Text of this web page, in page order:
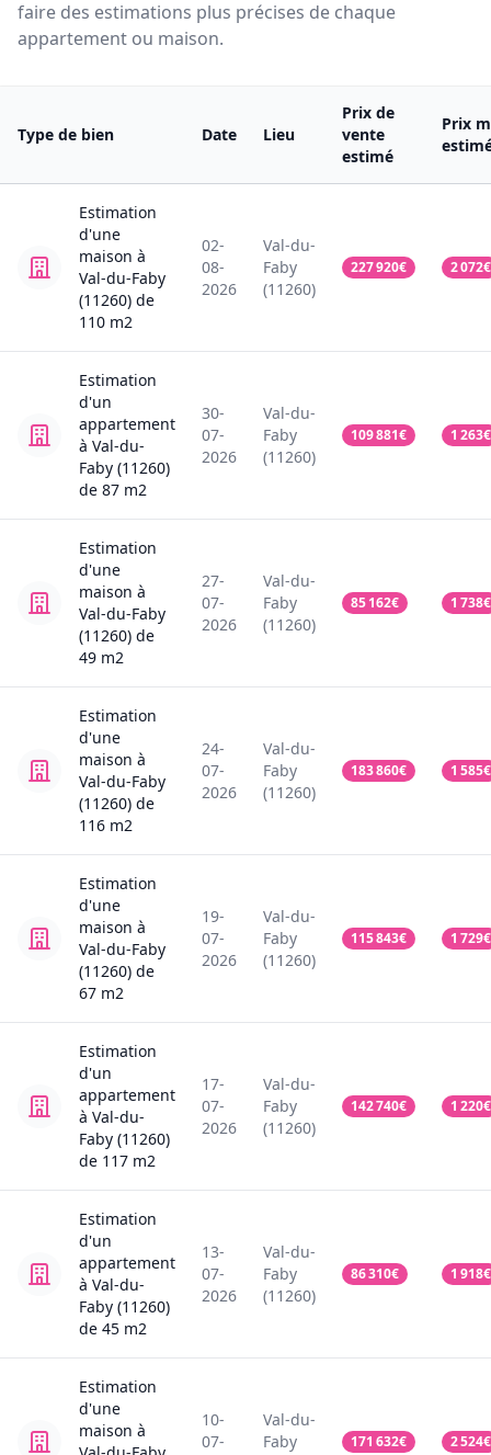
faire des estimations plus précises de chaque
appartement ou maison.
Type de bien Date Lieu
Prix de
vente
estimé
Prix
Estimation
d'une
maison à
Val-du-Faby
(11260) de
110 m2
02-
08-
2026
Val-du-
Faby
(11260)
227 920€ 2 072€
Estimation
d'un
appartement
à Val-du-
Faby (11260)
de 87 m2
30-
07-
2026
Val-du-
Faby
(11260)
109 881€ 1 263€
Estimation
d'une
maison à
Val-du-Faby
(11260) de
49 m2
27-
07-
2026
Val-du-
Faby
(11260)
85 162€ 1 738€
Estimation
d'une
maison à
Val-du-Faby
(11260) de
116 m2
24-
07-
2026
Val-du-
Faby
(11260)
183 860€ 1 585€
Estimation
d'une
maison à
Val-du-Faby
(11260) de
67 m2
19-
07-
2026
Val-du-
Faby
(11260)
115 843€ 1 729€
Estimation
d'un
appartement
à Val-du-
Faby (11260)
de 117 m2
17-
07-
2026
Val-du-
Faby
(11260)
142 740€ 1 220€
Estimation
d'un
appartement
à Val-du-
Faby (11260)
de 45 m2
13-
07-
2026
Val-du-
Faby
(11260)
86 310€ 1 918€
Estimation
d'une
maison à
10-
07-
Val-du-
Faby
171 632€ 2 524€